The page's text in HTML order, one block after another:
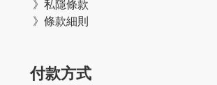
》私隱條款
》條款細則
付款方式